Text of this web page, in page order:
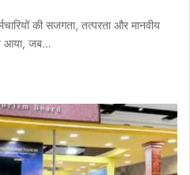
की सजगता, तत्परता और मानवीय
आया, जब…